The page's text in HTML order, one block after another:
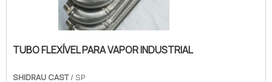
TUBO FLEXÍVEL PARA VAPOR INDUSTRIAL
SHIDRAU CAST/ SP